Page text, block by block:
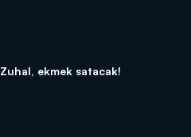
Zuhal, ekmek satacak!